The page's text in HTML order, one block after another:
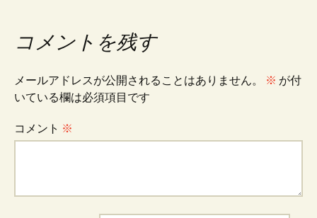
ョ
ン
コメントを残す
メールアドレスが公開されることはありません。 ※ が付
いている欄は必須項目です
コメント ※